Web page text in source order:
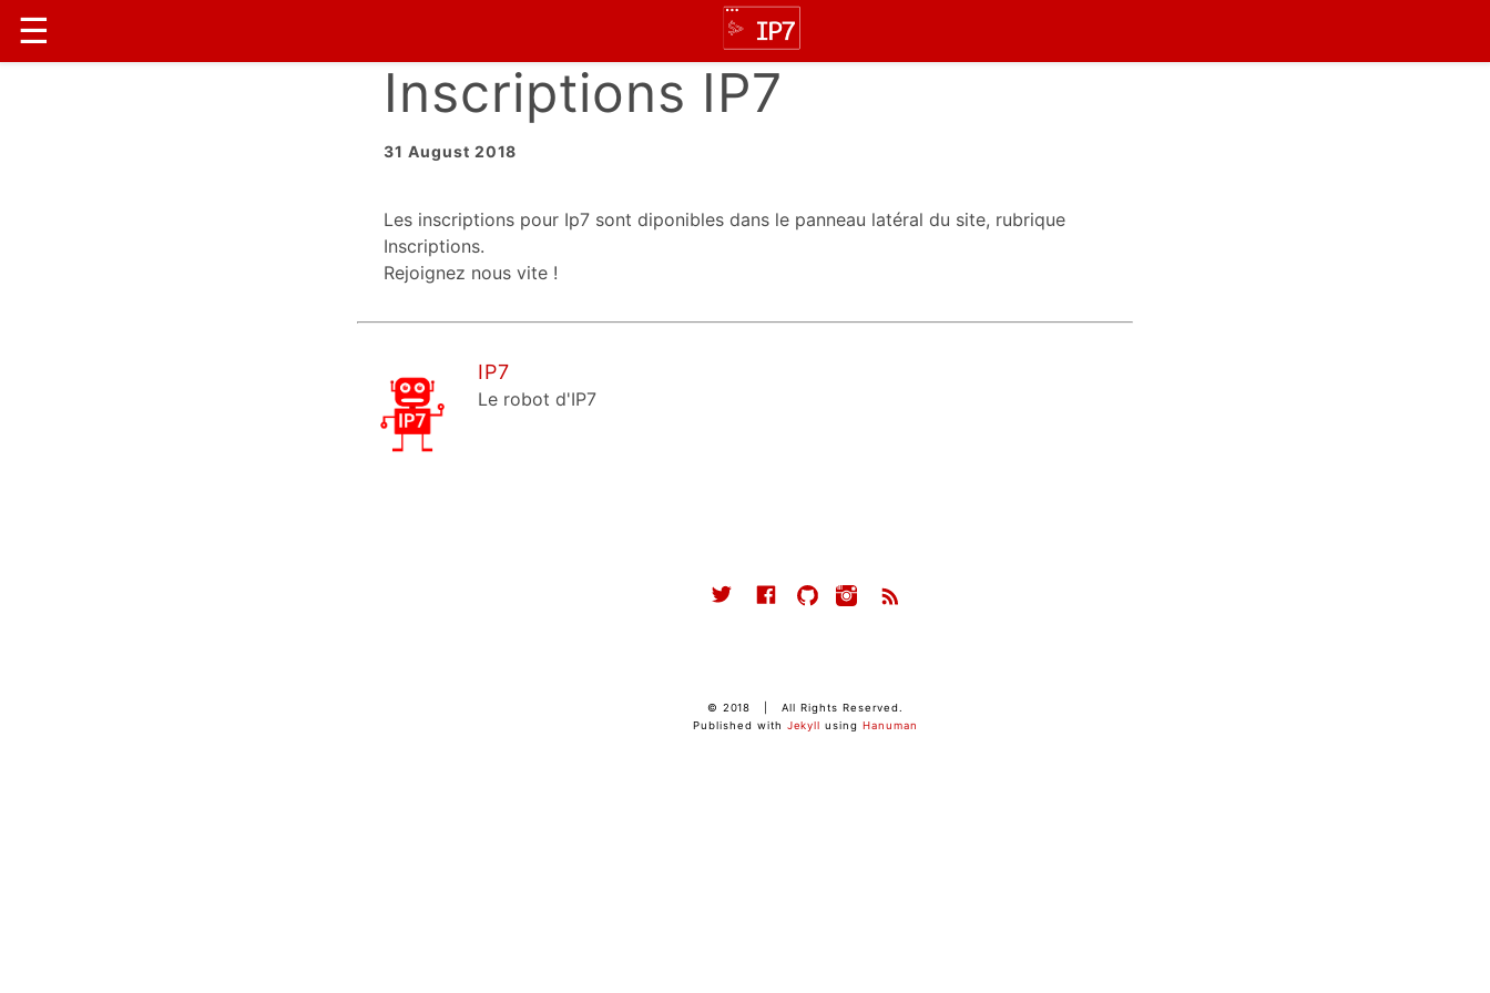
☰
Inscriptions IP7
31 August 2018
Les inscriptions pour Ip7 sont diponibles dans le panneau latéral du site, rubrique
Inscriptions.
Rejoignez nous vite !
IP7
Le robot d'IP7
© 2018
| All Rights Reserved.
Published with Jekyll usingHanuman